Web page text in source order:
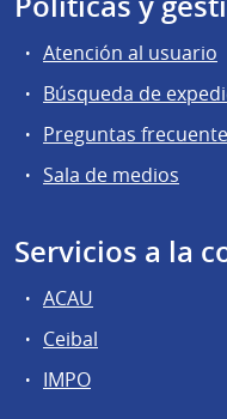
Atención al usuario
Búsqueda de
Preguntas
Sala de medios
Servicios a la
ACAU
Ceibal
IMPO